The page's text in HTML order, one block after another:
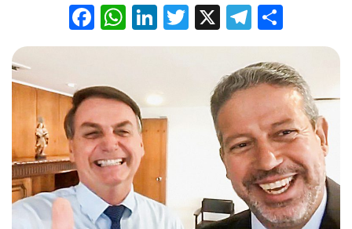
Facebook
WhatsApp
LinkedIn
Twitter
X